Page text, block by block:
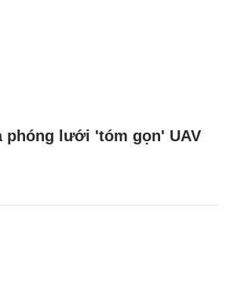
phóng lưới 'tóm gọn' UAV